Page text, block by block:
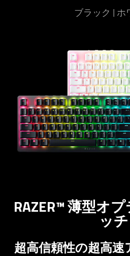
ブラック | ホ
RAZER™ 薄型オ
ッチ
超高信頼性の超高